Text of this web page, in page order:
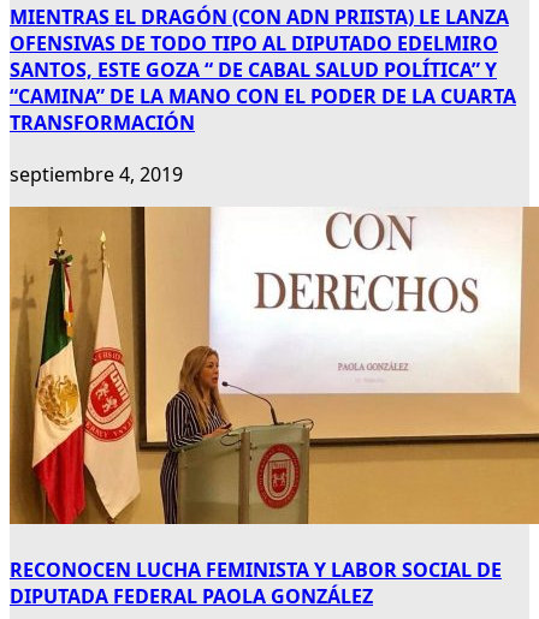
MIENTRAS EL DRAGÓN (CON ADN PRIISTA) LE LANZA
OFENSIVAS DE TODO TIPO AL DIPUTADO EDELMIRO
SANTOS, ESTE GOZA “ DE CABAL SALUD POLÍTICA” Y
“CAMINA” DE LA MANO CON EL PODER DE LA CUARTA
TRANSFORMACIÓN
septiembre 4, 2019
RECONOCEN LUCHA FEMINISTA Y LABOR SOCIAL DE
DIPUTADA FEDERAL PAOLA GONZÁLEZ